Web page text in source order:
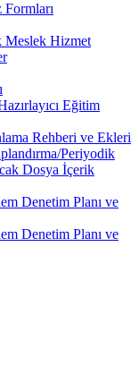
Meslek Hizmet
Eğitim
Rehberi ve Ekleri
Periyodik
Dosya İçerik
Denetim Planı ve
Denetim Planı ve